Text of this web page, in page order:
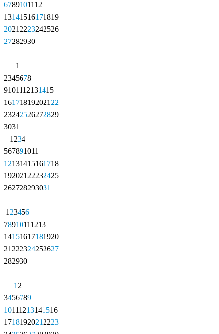
6789101112
13141516171819
2021 2223242526
27282930
1
2345678
9101112131415
161718192021 22
23242526272829
3031
1 234
567891011
12131415161718
192021 22232425
262728293031
1 23456
78910111213
14151617181920
21 222324252627
282930
1 2
3456789
10111213141516
1718192021 2223